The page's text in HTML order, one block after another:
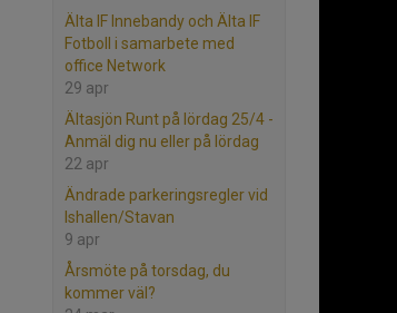
Älta IF Innebandy och Älta IF
Fotboll i samarbete med
office Network
29 apr
Ältasjön Runt på lördag 25/4 -
Anmäl dig nu eller på lördag
22 apr
Ändrade parkeringsregler vid
Ishallen/Stavan
9 apr
Årsmöte på torsdag, du
kommer väl?